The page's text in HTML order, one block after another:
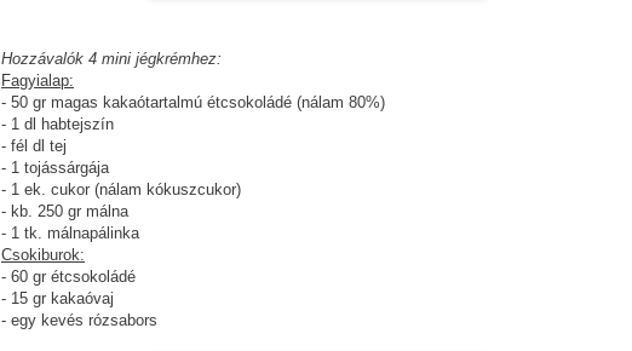
Hozzávalók 4 mini jégkrémhez:
Fagyialap:
- 50 gr magas kakaótartalmú étcsokoládé (nálam 80%)
- 1 dl habtejszín
- fél dl tej
- 1 tojássárgája
- 1 ek. cukor (nálam kókuszcukor)
- kb. 250 gr málna
- 1 tk. málnapálinka
Csokiburok:
- 60 gr étcsokoládé
- 15 gr kakaóvaj
- egy kevés rózsabors